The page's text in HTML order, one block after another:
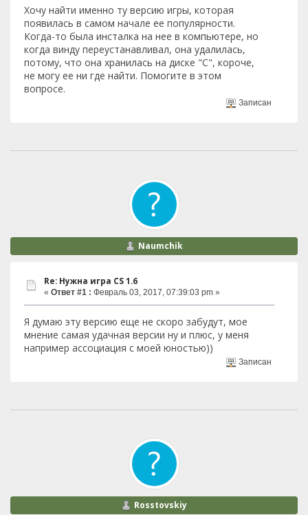
Хочу найти именно ту версию игры, которая
появилась в самом начале ее популярности.
Когда-то была инсталка на нее в компьютере, но
когда винду переустанавливал, она удалилась,
потому, что она хранилась на диске "С", короче,
не могу ее ни где найти. Помогите в этом
вопросе.
Записан
Naumchik
Re: Нужна игра СS 1.6
« Ответ #1 : Февраль 03, 2017, 07:39:03 pm »
Я думаю эту версию еще не скоро забудут, мое
мнение самая удачная версии ну и плюс, у меня
например ассоциация с моей юностью))
Записан
Rosstovskiy